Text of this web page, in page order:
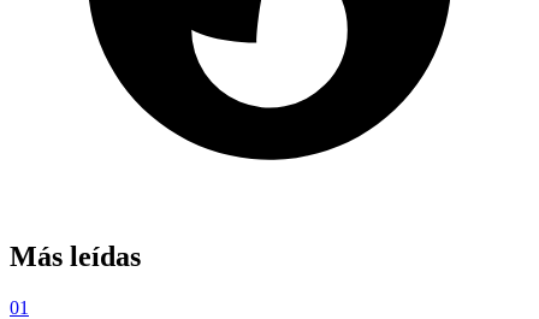
Más leídas
01